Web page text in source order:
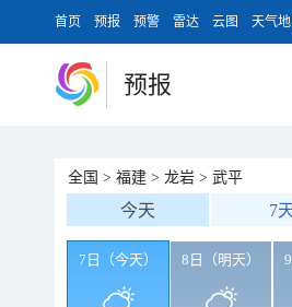
首页 预报 预警 雷达 云图 天气地
预报
全国 > 福建 > 龙岩 > 武平
今天 7
7日（今天） 8日（明天）